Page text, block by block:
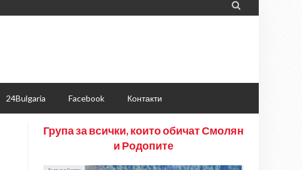

24Bulgaria Facebook Контакти
Група за всички, които обичат Смолян
и Родопите